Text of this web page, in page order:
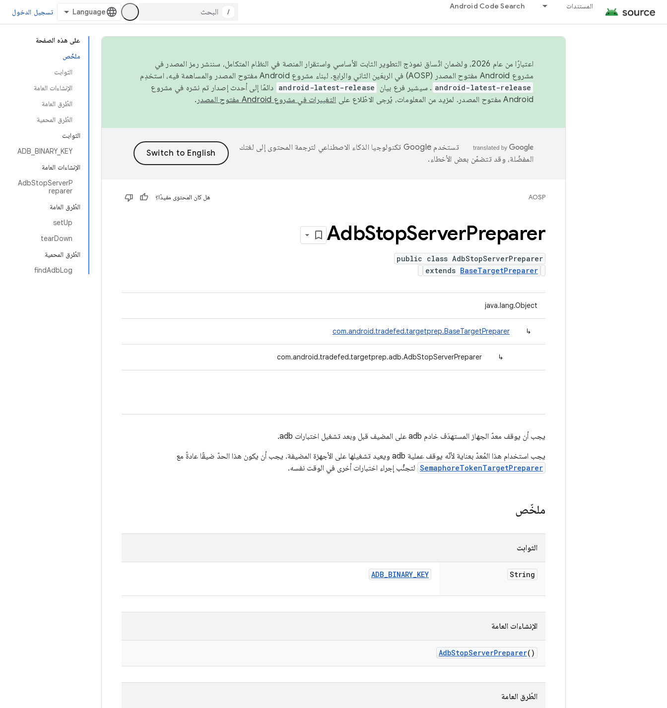
المستندات Android Code Search
/ تسجيل الدخول
على هذه الصفحة
ملخّص
الثوابت
الإنشاءات العامة
الطُرق العامة
الطُرق المحمية
الثوابت
ADB_BINARY_KEY
الإنشاءات العامة
AdbStopServerP
reparer
الطُرق العامة
setUp
tearDown
الطُرق المحمية
findAdbLog
اعتبارًا من عام 2026، ولضمان اتّساق نموذج التطوير الثابت الأساسي واستقرار المنصة في النظام المتكامل، سننشر رمز المصدر في
مشروع Android مفتوح المصدر (AOSP) في الربعَين الثاني والرابع. لبناء مشروع Android مفتوح المصدر والمساهمة فيه، استخدِم
android-latest-release . سيشير فرع بيان android-latest-release دائمًا إلى أحدث إصدار تم نشره في مشروع
Android مفتوح المصدر. لمزيد من المعلومات، يُرجى الاطّلاع على
التغييرات في مشروع Android مفتوح المصدر .
تستخدم Google تكنولوجيا الذكاء الاصطناعي لترجمة المحتوى إلى لغتك
المفضّلة، وقد تتضمّن بعض الأخطاء.
AOSP هل كان المحتوى مفيدًا؟
AdbStopServerPreparer
public class AdbStopServerPreparer
extends BaseTargetPreparer
java.lang.Object
↳
com.android.tradefed.targetprep.BaseTargetPreparer
↳
com.android.tradefed.targetprep.adb.AdbStopServerPreparer
يجب أن يوقف معدّ الجهاز المستهدَف خادم adb على المضيف قبل وبعد تشغيل اختبارات adb.
يجب استخدام هذا المُعدّ بعناية لأنّه يوقف عملية adb ويعيد تشغيلها على الأجهزة المضيفة. يجب أن يكون هذا الحدّ ضيقًا عادةً مع
SemaphoreTokenTargetPreparer لتجنُّب إجراء اختبارات أخرى في الوقت نفسه.
ملخّص
الثوابت
String
ADB_BINARY_KEY
الإنشاءات العامة
AdbStopServerPreparer()
الطُرق العامة